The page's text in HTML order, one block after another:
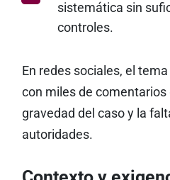
sistemática sin
controles.
En redes sociales, el
con miles de comentarios
gravedad del caso y la
autoridades.